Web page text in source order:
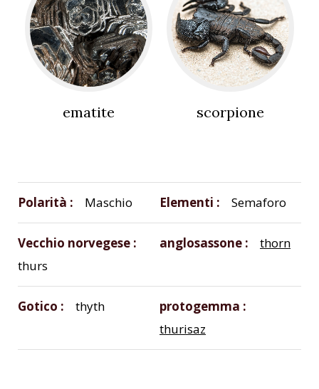
ematite scorpione
Polarità Maschio Elementi Semaforo
Vecchio norvegese
thurs
anglosassone thorn
Gotico thyth
protogemma
thurisaz